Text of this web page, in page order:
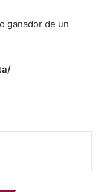
ganador de un